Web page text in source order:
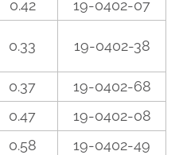
0.42 19-0402-07
0.33 19-0402-38
0.37
19-0402-68
0.47
19-0402-08
0.58 19-0402-49